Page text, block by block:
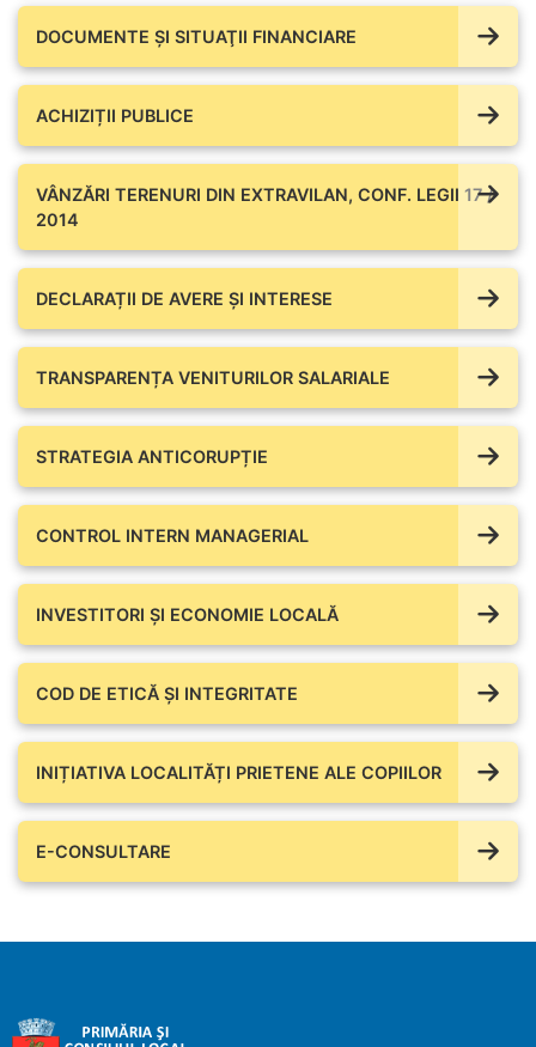
DOCUMENTE ŞI SITUAŢII FINANCIARE
ACHIZIȚII PUBLICE
VÂNZĂRI TERENURI DIN EXTRAVILAN, CONF. LEGII 17 /
2014
DECLARAȚII DE AVERE ŞI INTERESE
TRANSPARENȚA VENITURILOR SALARIALE
STRATEGIA ANTICORUPȚIE
CONTROL INTERN MANAGERIAL
INVESTITORI ȘI ECONOMIE LOCALĂ
COD DE ETICĂ ȘI INTEGRITATE
INIȚIATIVA LOCALITĂȚI PRIETENE ALE COPIILOR
E-CONSULTARE